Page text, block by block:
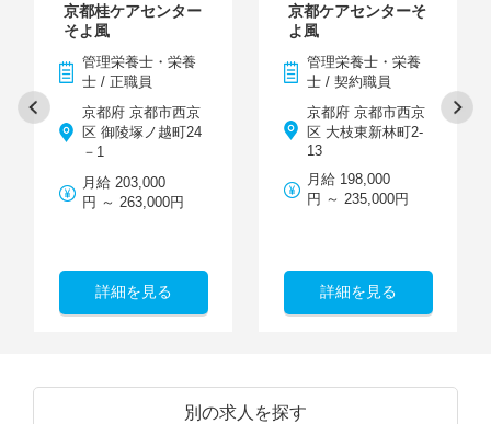
京都桂ケアセンター
そよ風
管理栄養士・栄養
士 / 正職員
京都府 京都市西京
区 御陵塚ノ越町24
－1
月給 203,000
円 ～ 263,000円
詳細を見る
京都ケアセンターそ
よ風
管理栄養士・栄養
士 / 契約職員
京都府 京都市西京
区 大枝東新林町2-
13
月給 198,000
円 ～ 235,000円
詳細を見る
別の求人を探す